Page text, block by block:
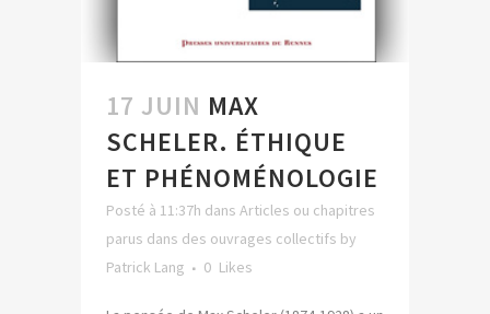
17 JUIN MAX
SCHELER. ÉTHIQUE
ET PHÉNOMÉNOLOGIE
Posté à 11:37h dans Articles ou chapitres
parus dans des ouvrages collectifs by
Patrick Lang
0 Likes